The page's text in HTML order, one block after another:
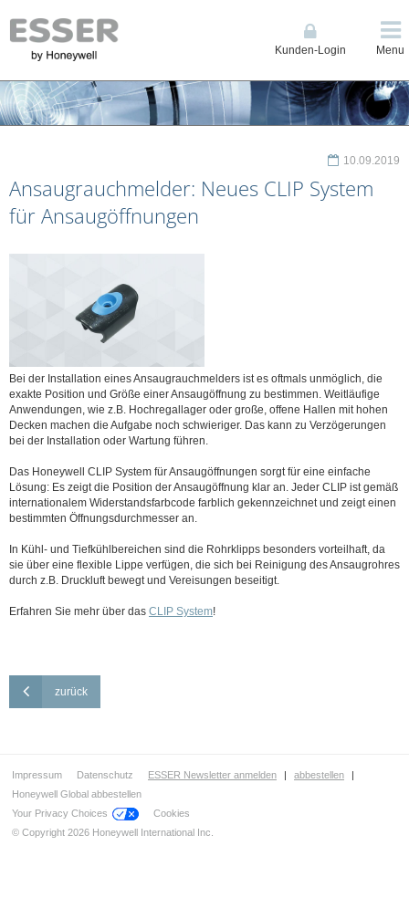
Kunden-Login Menu
10.09.2019
Ansaugrauchmelder: Neues CLIP System
für Ansaugöffnungen
Bei der Installation eines Ansaugrauchmelders ist es oftmals unmöglich, die
exakte Position und Größe einer Ansaugöffnung zu bestimmen. Weitläufige
Anwendungen, wie z.B. Hochregallager oder große, offene Hallen mit hohen
Decken machen die Aufgabe noch schwieriger. Das kann zu Verzögerungen
bei der Installation oder Wartung führen.
Das Honeywell CLIP System für Ansaugöffnungen sorgt für eine einfache
Lösung: Es zeigt die Position der Ansaugöffnung klar an. Jeder CLIP ist gemäß
internationalem Widerstandsfarbcode farblich gekennzeichnet und zeigt einen
bestimmten Öffnungsdurchmesser an.
In Kühl- und Tiefkühlbereichen sind die Rohrklipps besonders vorteilhaft, da
sie über eine flexible Lippe verfügen, die sich bei Reinigung des Ansaugrohres
durch z.B. Druckluft bewegt und Vereisungen beseitigt.
Erfahren Sie mehr über das CLIP System!
zurück
Impressum Datenschutz ESSER Newsletter anmelden | abbestellen
|
Honeywell Global abbestellen
Your Privacy Choices
Cookies
© Copyright 2026 Honeywell International Inc.